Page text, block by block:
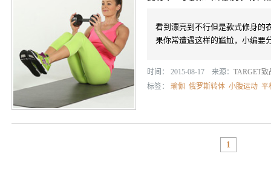
看到漂亮到不行但是款式修身的
果你常遭遇这样的尴尬，小编要
时间： 2015-08-17 来源： TARGET致
标签： 瑜伽 俄罗斯转体 小腹运动 平
1